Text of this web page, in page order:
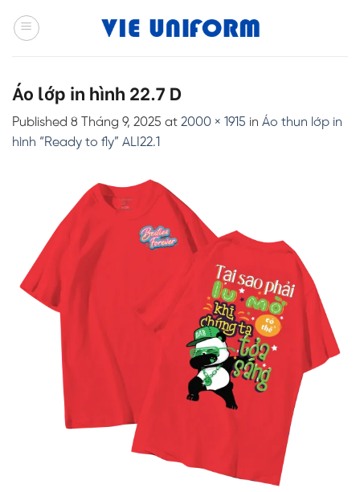
Áo lớp in hình 22.7 D
Published 8 Tháng 9, 2025 at 2000 × 1915 in Áo thun lớp in
hình “Ready to fly” ALI22.1